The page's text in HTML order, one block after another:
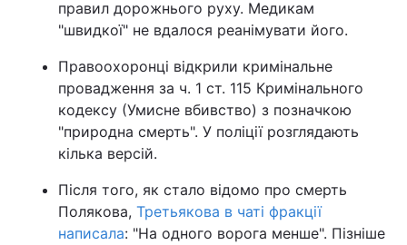
правил дорожнього руху. Медикам
"швидкої" не вдалося реанімувати його.
Правоохоронці відкрили кримінальне
провадження за ч. 1 ст. 115 Кримінального
кодексу (Умисне вбивство) з позначкою
"природна смерть". У поліції розглядають
кілька версій.
Після того, як стало відомо про смерть
Полякова, Третьякова в чаті фракції
написала: "На одного ворога менше". Пізніше